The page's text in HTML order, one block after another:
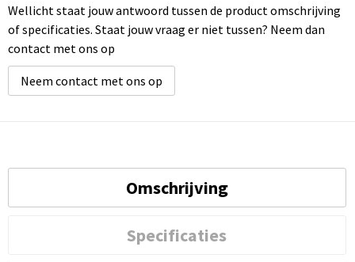
Wellicht staat jouw antwoord tussen de product omschrijving
of specificaties. Staat jouw vraag er niet tussen? Neem dan
contact met ons op
Neem contact met ons op
Omschrijving
Specificaties